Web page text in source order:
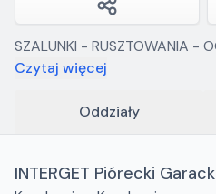
SZALUNKI - RUSZTOWANIA -
Czytaj więcej
Oddziały
INTERGET Piórecki